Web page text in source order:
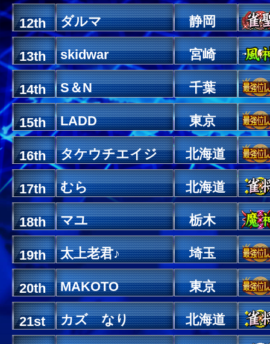
12th ダルマ 静岡
13th skidwar 宮崎
14th S＆N 千葉
15th LADD 東京
16th タケウチエイジ 北海道
17th むら 北海道
18th マユ 栃木
19th 太上老君♪ 埼玉
20th MAKOTO 東京
21st カズ なり 北海道